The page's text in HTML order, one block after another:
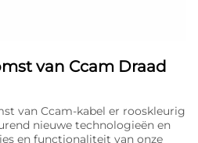
van Ccam Draad
van Ccam-kabel er rooskleurig
nieuwe technologieën en
en functionaliteit van onze